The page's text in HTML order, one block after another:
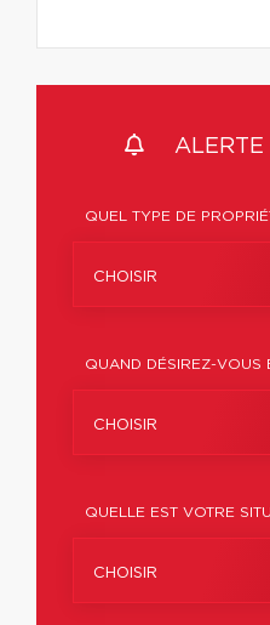
ALERTE
QUEL TYPE DE
CHOISIR
QUAND DÉSIREZ-VOUS
CHOISIR
QUELLE EST VOTRE
CHOISIR